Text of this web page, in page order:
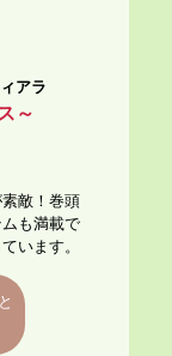
アラ
～
敵！巻頭
も満載で
います。